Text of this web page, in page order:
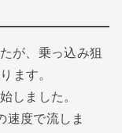
が、乗っ込み狙
ます。
しました。
速度で流しま